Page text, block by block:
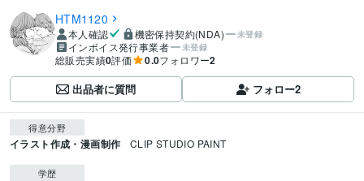
HTM1120
本人確認 機密保持契約(NDA) 未登録
インボイス発行事業者 未登録
総販売実績0評価 0.0フォロワー2
出品者に質問 フォロー2
得意分野
イラスト作成・漫画制作 CLIP STUDIO PAINT
学歴